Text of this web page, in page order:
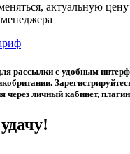
актуальную
рассылки с удобным
через личный кабинет,